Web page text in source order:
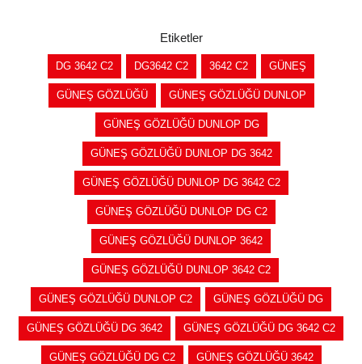
Etiketler
DG 3642 C2 DG3642 C2 3642 C2 GÜNEŞ
GÜNEŞ GÖZLÜĞÜ GÜNEŞ GÖZLÜĞÜ DUNLOP
GÜNEŞ GÖZLÜĞÜ DUNLOP DG
GÜNEŞ GÖZLÜĞÜ DUNLOP DG 3642
GÜNEŞ GÖZLÜĞÜ DUNLOP DG 3642 C2
GÜNEŞ GÖZLÜĞÜ DUNLOP DG C2
GÜNEŞ GÖZLÜĞÜ DUNLOP 3642
GÜNEŞ GÖZLÜĞÜ DUNLOP 3642 C2
GÜNEŞ GÖZLÜĞÜ DUNLOP C2 GÜNEŞ GÖZLÜĞÜ DG
GÜNEŞ GÖZLÜĞÜ DG 3642 GÜNEŞ GÖZLÜĞÜ DG 3642 C2
GÜNEŞ GÖZLÜĞÜ DG C2 GÜNEŞ GÖZLÜĞÜ 3642